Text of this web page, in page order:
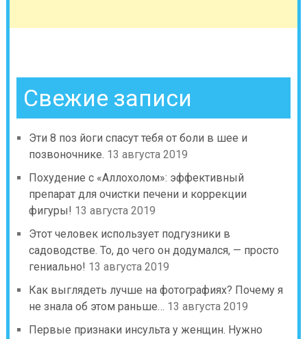
Свежие записи
Эти 8 поз йоги спасут тебя от боли в шее и
позвоночнике. 13 августа 2019
Похудение с «Аллохолом»: эффективный
препарат для очистки печени и коррекции
фигуры! 13 августа 2019
Этот человек использует подгузники в
садоводстве. То, до чего он додумался, — просто
гениально! 13 августа 2019
Как выглядеть лучше на фотографиях? Почему я
не знала об этом раньше… 13 августа 2019
Первые признаки инсульта у женщин. Нужно